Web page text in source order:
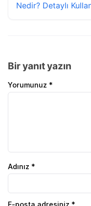
Nedir? Detaylı
Bir yanıt yazın
Yorumunuz *
Adınız *